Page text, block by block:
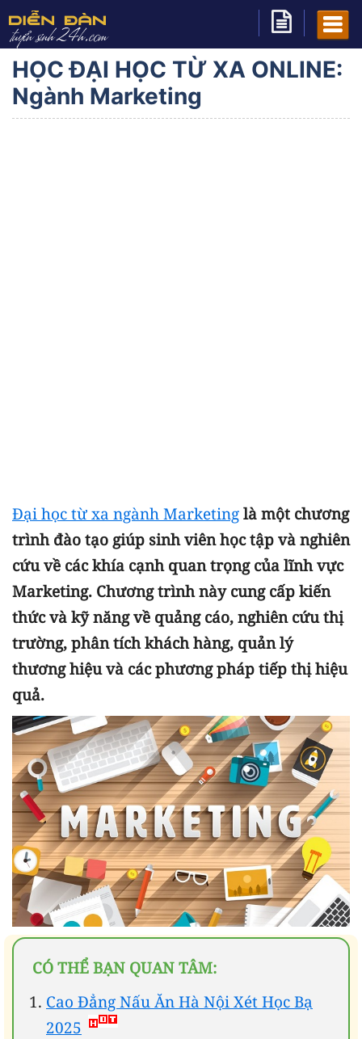
HỌC ĐẠI HỌC TỪ XA ONLINE:
Ngành Marketing
Đại học từ xa ngành Marketing là một chương
trình đào tạo giúp sinh viên học tập và nghiên
cứu về các khía cạnh quan trọng của lĩnh vực
Marketing. Chương trình này cung cấp kiến
thức và kỹ năng về quảng cáo, nghiên cứu thị
trường, phân tích khách hàng, quản lý
thương hiệu và các phương pháp tiếp thị hiệu
quả.
CÓ THỂ BẠN QUAN TÂM:
Cao Đẳng Nấu Ăn Hà Nội Xét Học Bạ
2025